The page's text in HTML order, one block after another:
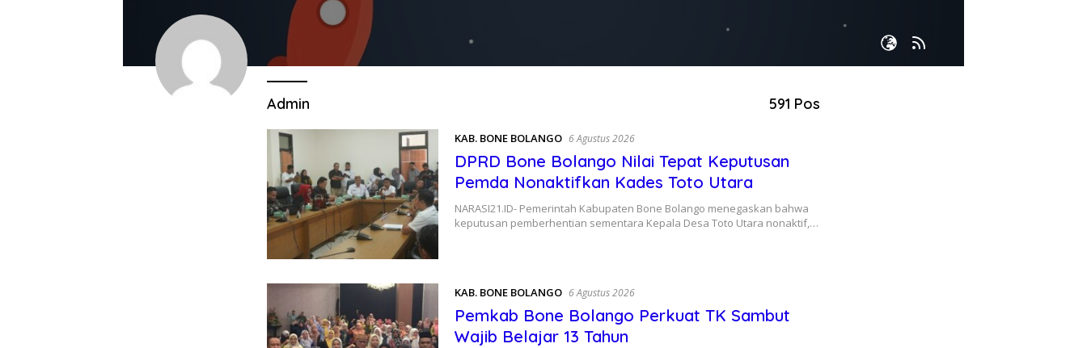
Admin 591 Pos
KAB. BONE BOLANGO 6 Agustus 2026
DPRD Bone Bolango Nilai Tepat Keputusan
Pemda Nonaktifkan Kades Toto Utara
NARASI21.ID- Pemerintah Kabupaten Bone Bolango menegaskan bahwa
keputusan pemberhentian sementara Kepala Desa Toto Utara nonaktif,…
KAB. BONE BOLANGO 6 Agustus 2026
Pemkab Bone Bolango Perkuat TK Sambut
Wajib Belajar 13 Tahun